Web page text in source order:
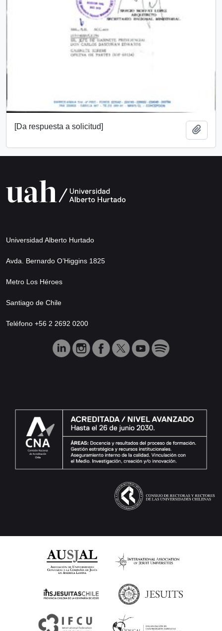
[Da respuesta a solicitud]
Universidad Alberto Hurtado
Avda. Bernardo O’Higgins 1825
Metro Los Héroes
Santiago de Chile
Teléfono +56 2 2692 0200